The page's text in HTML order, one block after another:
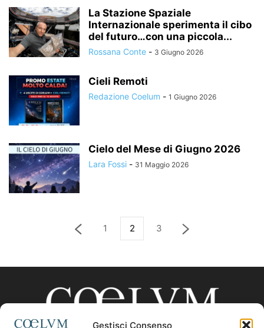
Gestisci Consenso
La Stazione Spaziale
Internazionale sperimenta il cibo
del futuro…con una piccola...
Rossana Conte - 3 Giugno 2026
Cieli Remoti
Redazione Coelum - 1 Giugno 2026
Cielo del Mese di Giugno 2026
Lara Fossi - 31 Maggio 2026
1 2 3